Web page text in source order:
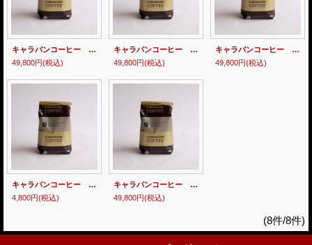
キャラバンコーヒー マイルド(豆) 500g x12
49,800円(税込)
キャラバンコーヒー オリジナル(豆) 500g x12
49,800円(税込)
キャラバンコーヒー ソフト(豆) 500g x12
49,800円(税込)
キャラバンコーヒー ゴールデンキャメル(豆) 500g
4,800円(税込)
キャラバンコーヒー ゴールデンキャメル(豆) 500g x12
49,800円(税込)
(8件/8件)